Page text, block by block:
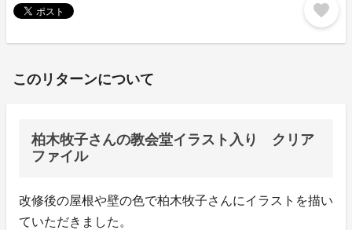
favorite
このリターンについて
柏木牧子さんの教会堂イラスト入り クリア
ファイル
改修後の屋根や壁の色で柏木牧子さんにイラストを描い
ていただきました。